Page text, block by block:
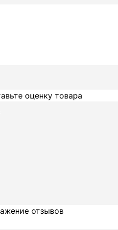
оценку товара
отзывов